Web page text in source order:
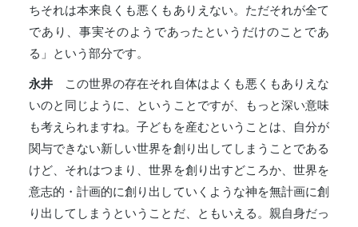
ちそれは本来良くも悪くもありえない。ただそれが全て
であり、事実そのようであったというだけのことであ
る」という部分です。
永井 この世界の存在それ自体はよくも悪くもありえな
いのと同じように、ということですが、もっと深い意味
も考えられますね。子どもを産むということは、自分が
関与できない新しい世界を創り出してしまうことである
けど、それはつまり、世界を創り出すどころか、世界を
意志的・計画的に創り出していくような神を無計画に創
り出してしまうということだ、ともいえる。親自身だっ